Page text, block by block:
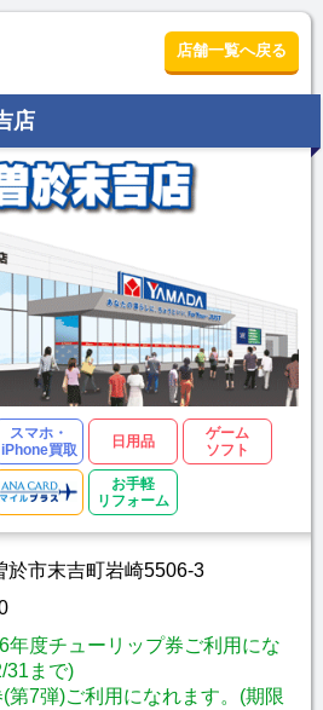
店舗一覧へ戻る
店
スマホ・
iPhone買取
日用品
ゲーム
ソフト
お手軽
リフォーム
於市末吉町岩崎5506-3
年度チューリップ券ご利用にな
31まで)
第7弾)ご利用になれます。(期限